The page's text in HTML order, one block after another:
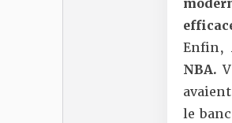
Enfin,
NBA.
le